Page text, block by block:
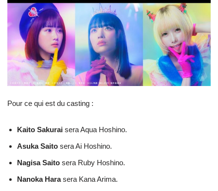
Pour ce qui est du casting :
Kaito Sakurai sera Aqua Hoshino.
Asuka Saito sera Ai Hoshino.
Nagisa Saito sera Ruby Hoshino.
Nanoka Harasera Kana Arima.